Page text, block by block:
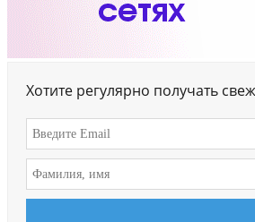
Хотите регулярно получать